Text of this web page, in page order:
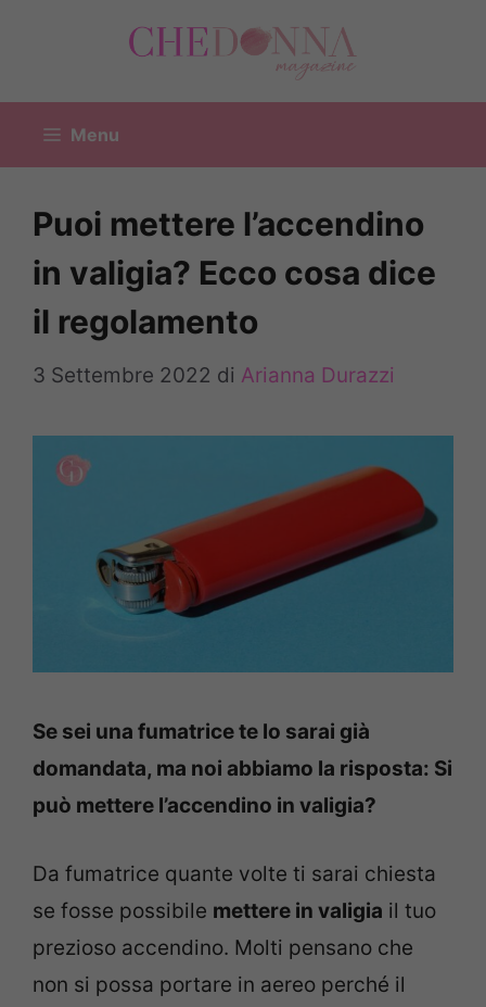
Menu
Puoi mettere l’accendino
in valigia? Ecco cosa dice
il regolamento
3 Settembre 2022 di Arianna Durazzi
Se sei una fumatrice te lo sarai già
domandata, ma noi abbiamo la risposta: Si
può mettere l’accendino in valigia?
Da fumatrice quante volte ti sarai chiesta
se fosse possibile mettere in valigia il tuo
prezioso accendino. Molti pensano che
non si possa portare in aereo perché il